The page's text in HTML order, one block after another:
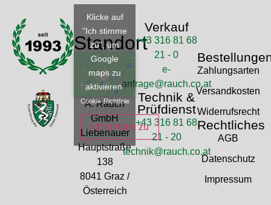
Standort
Klicke auf
"Ich stimme
zu", um
Google
maps zu
aktivieren
Cookie-Richtlinie
Ich stimme zu
A. Rauch
GmbH
Liebenauer
Hauptstraße
138
8041 Graz /
Österreich
Verkauf
+43 316 81 68
21 - 0
e-
anfrage@rauch.co.at
Technik &
Prüfdienst
+43 316 81 68
21 - 20
technik@rauch.co.at
Zahlungsarten
Versandkosten
Widerrufsrecht
Rechtliches
AGB
Datenschutz
Impressum